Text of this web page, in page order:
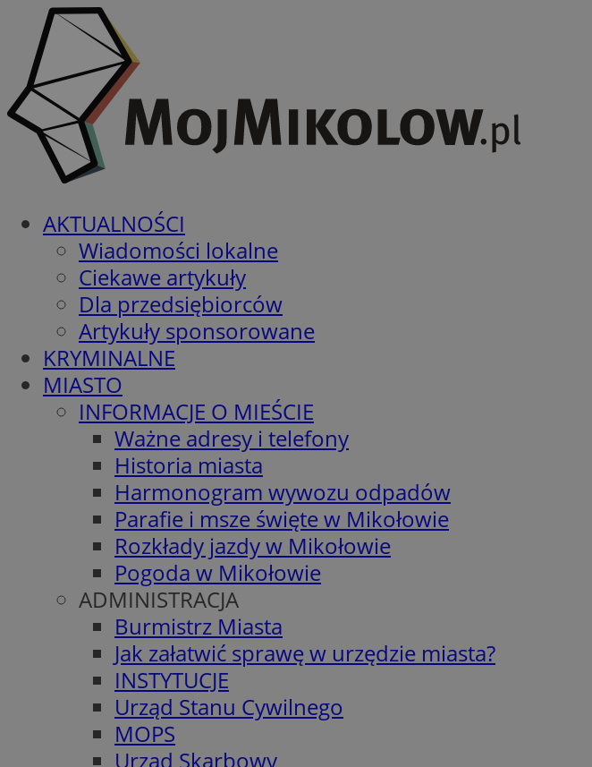
AKTUALNOŚCI
Wiadomości lokalne
Ciekawe artykuły
Dla przedsiębiorców
Artykuły sponsorowane
KRYMINALNE
MIASTO
INFORMACJE O MIEŚCIE
Ważne adresy i telefony
Historia miasta
Harmonogram wywozu odpadów
Parafie i msze święte w Mikołowie
Rozkłady jazdy w Mikołowie
Pogoda w Mikołowie
ADMINISTRACJA
Burmistrz Miasta
Jak załatwić sprawę w urzędzie miasta?
INSTYTUCJE
Urząd Stanu Cywilnego
MOPS
Urząd Skarbowy